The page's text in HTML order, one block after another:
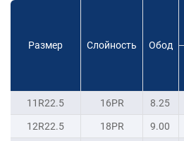
Размер Слойность Обод
11R22.5 16PR 8.25
12R22.5
18PR 9.00